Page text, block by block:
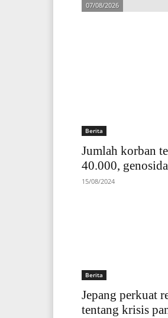
07/08/2026
Berita
Jumlah korban
40.000,
15/08/2024
Berita
Jepang perkuat
tentang krisis